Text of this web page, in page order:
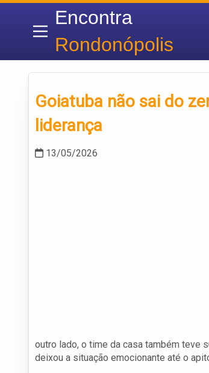
Encontra
Rondonópolis
Goiatuba não sai do
liderança
13/05/2026
outro lado, o time da casa também teve
deixou a situação emocionante até o